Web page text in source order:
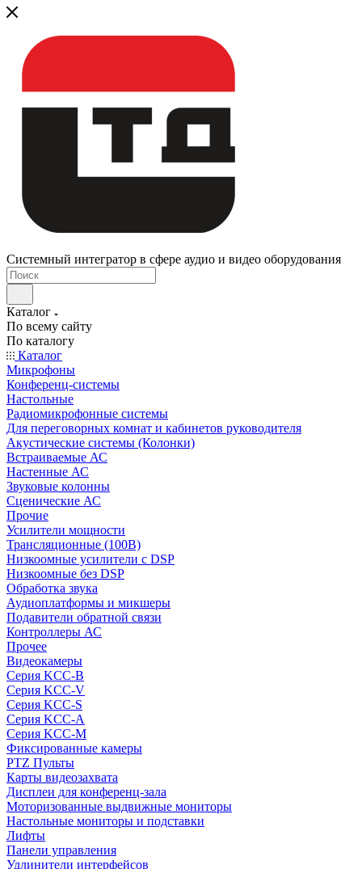
Системный интегратор в сфере аудио и видео оборудования
Каталог
По всему сайту
По каталогу
Каталог
Микрофоны
Конференц-системы
Настольные
Радиомикрофонные системы
Для переговорных комнат и кабинетов руководителя
Акустические системы (Колонки)
Встраиваемые АС
Настенные АС
Звуковые колонны
Сценические АС
Прочие
Усилители мощности
Трансляционные (100В)
Низкоомные усилители с DSP
Низкоомные без DSP
Обработка звука
Аудиоплатформы и микшеры
Подавители обратной связи
Контроллеры АС
Прочее
Видеокамеры
Серия KCC-B
Серия KCC-V
Серия KCC-S
Серия KCC-A
Серия KCC-M
Фиксированные камеры
PTZ Пульты
Карты видеозахвата
Дисплеи для конференц-зала
Моторизованные выдвижные мониторы
Настольные мониторы и подставки
Лифты
Панели управления
Удлинители интерфейсов